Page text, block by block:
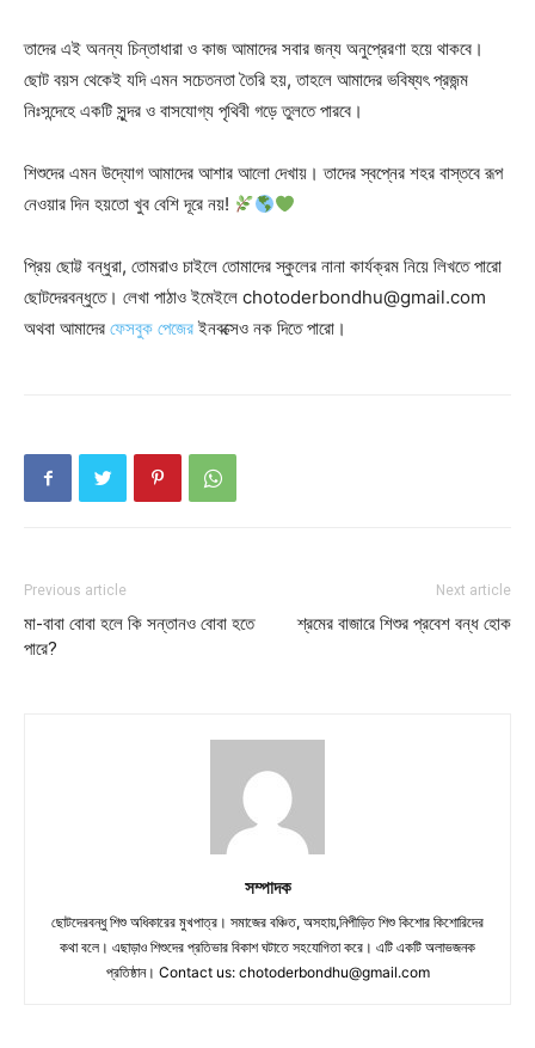
তাদের এই অনন্য চিন্তাধারা ও কাজ আমাদের সবার জন্য অনুপ্রেরণা হয়ে থাকবে।
ছোট বয়স থেকেই যদি এমন সচেতনতা তৈরি হয়, তাহলে আমাদের ভবিষ্যৎ প্রজন্ম
নিঃসন্দেহে একটি সুন্দর ও বাসযোগ্য পৃথিবী গড়ে তুলতে পারবে।
শিশুদের এমন উদ্যোগ আমাদের আশার আলো দেখায়। তাদের স্বপ্নের শহর বাস্তবে রূপ
নেওয়ার দিন হয়তো খুব বেশি দূরে নয়!
প্রিয় ছোট্ট বন্ধুরা, তোমরাও চাইলে তোমাদের স্কুলের নানা কার্যক্রম নিয়ে লিখতে পারো
ছোটদেরবন্ধুতে। লেখা পাঠাও ইমেইলে chotoderbondhu@gmail.com
অথবা আমাদের ফেসবুক পেজেরইনবক্সেও নক দিতে পারো।
Previous article
মা-বাবা বোবা হলে কি সন্তানও বোবা হতে
পারে?
Next article
শ্রমের বাজারে শিশুর প্রবেশ বন্ধ হোক
সম্পাদক
ছোটদেরবন্ধু শিশু অধিকারের মুখপাত্র। সমাজের বঞ্চিত, অসহায়,নিপীড়িত শিশু কিশোর কিশোরিদের
কথা বলে। এছাড়াও শিশুদের প্রতিভার বিকাশ ঘটাতে সহযোগিতা করে। এটি একটি অলাভজনক
প্রতিষ্ঠান। Contact us: chotoderbondhu@gmail.com